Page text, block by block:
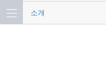
소개